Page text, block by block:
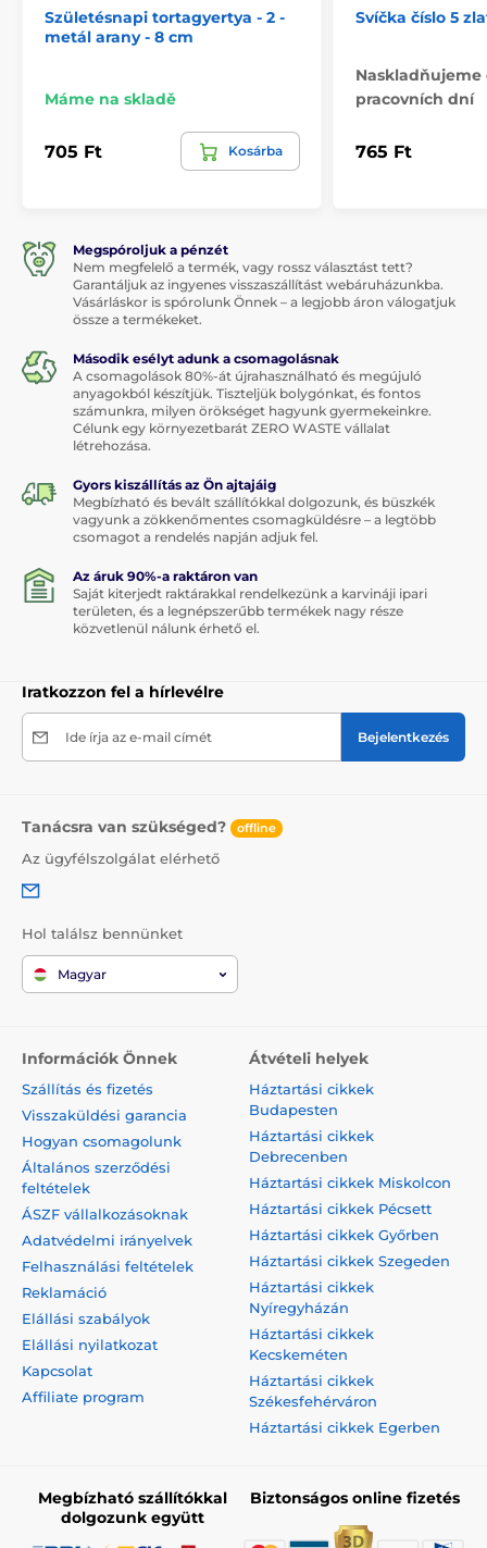
Születésnapi tortagyertya - 2 -
metál arany - 8 cm
Máme na skladě
705 Ft Kosárba
Svíčka číslo 5
Naskladňujeme
pracovních dní
765 Ft
Megspóroljuk a pénzét
Nem megfelelő a termék, vagy rossz választást tett?
Garantáljuk az ingyenes visszaszállítást webáruházunkba.
Vásárláskor is spórolunk Önnek – a legjobb áron válogatjuk
össze a termékeket.
Második esélyt adunk a csomagolásnak
A csomagolások 80%-át újrahasználható és megújuló
anyagokból készítjük. Tiszteljük bolygónkat, és fontos
számunkra, milyen örökséget hagyunk gyermekeinkre.
Célunk egy környezetbarát ZERO WASTE vállalat
létrehozása.
Gyors kiszállítás az Ön ajtajáig
Megbízható és bevált szállítókkal dolgozunk, és büszkék
vagyunk a zökkenőmentes csomagküldésre – a legtöbb
csomagot a rendelés napján adjuk fel.
Az áruk 90%-a raktáron van
Saját kiterjedt raktárakkal rendelkezünk a karvináji ipari
területen, és a legnépszerűbb termékek nagy része
közvetlenül nálunk érhető el.
Iratkozzon fel a hírlevélre
Ide írja az e-mail címét Bejelentkezés
Tanácsra van szükséged? offline
Az ügyfélszolgálat elérhető
Hol találsz bennünket
Magyar
Információk Önnek
Szállítás és fizetés
Visszaküldési garancia
Hogyan csomagolunk
Általános szerződési
feltételek
ÁSZF vállalkozásoknak
Adatvédelmi irányelvek
Felhasználási feltételek
Reklamáció
Elállási szabályok
Elállási nyilatkozat
Kapcsolat
Affiliate program
Átvételi helyek
Háztartási cikkek
Budapesten
Háztartási cikkek
Debrecenben
Háztartási cikkek Miskolcon
Háztartási cikkek Pécsett
Háztartási cikkek Győrben
Háztartási cikkek Szegeden
Háztartási cikkek
Nyíregyházán
Háztartási cikkek
Kecskeméten
Háztartási cikkek
Székesfehérváron
Háztartási cikkek Egerben
Megbízható szállítókkal
dolgozunk együtt
Biztonságos online fizetés